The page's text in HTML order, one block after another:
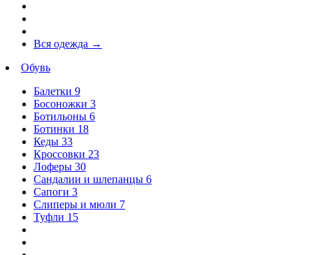
Вся одежда →
Обувь
Балетки 9
Босоножки 3
Ботильоны 6
Ботинки 18
Кеды 33
Кроссовки 23
Лоферы 30
Сандалии и шлепанцы 6
Сапоги 3
Слиперы и мюли 7
Туфли 15